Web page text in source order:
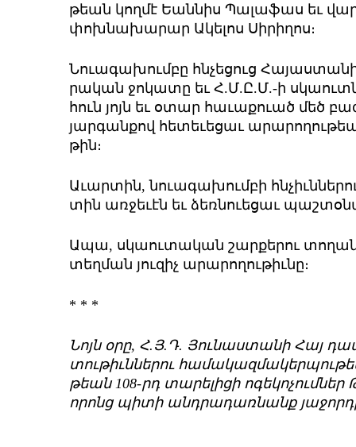
թեան կող­մէ Եան­նիս ­Պա­լա­ֆաս եւ
փոխ­նա­խա­րար Ա­կե­լոս ­Սի­րի­ղոս։
­Նո­ւա­գա­խում­բը հնչե­ցուց
րա­կան ջո­կա­տը եւ Հ.Մ.Ը.Մ.-ի
հուն յոյն եւ օ­տար հա­ւա­քո­ւած մեծ
յար­գան­քով հե­տե­ւե­ցաւ
թին։
Ա­ւար­տին, նո­ւա­գա­խում­բի
տին առ­ջե­ւէն եւ ձեռ­նո­ւե­ցաւ
Ա­պա, սկաու­տա­կան շար­քե­րու
տեղ­ման յու­զիչ ա­րա­րո­ղու­թիւ­նը։
* * *
­Նոյն օ­րը, Հ.Յ.Դ. ­Յու­նաս­տա­նի ­Հայ
տու­թիւն­նե­րու
թեան 108-րդ ­տա­րե­լի­ցի ո­գե­կո­չում­ներ
ո­րոնց պի­տի անդ­րա­դառ­նանք